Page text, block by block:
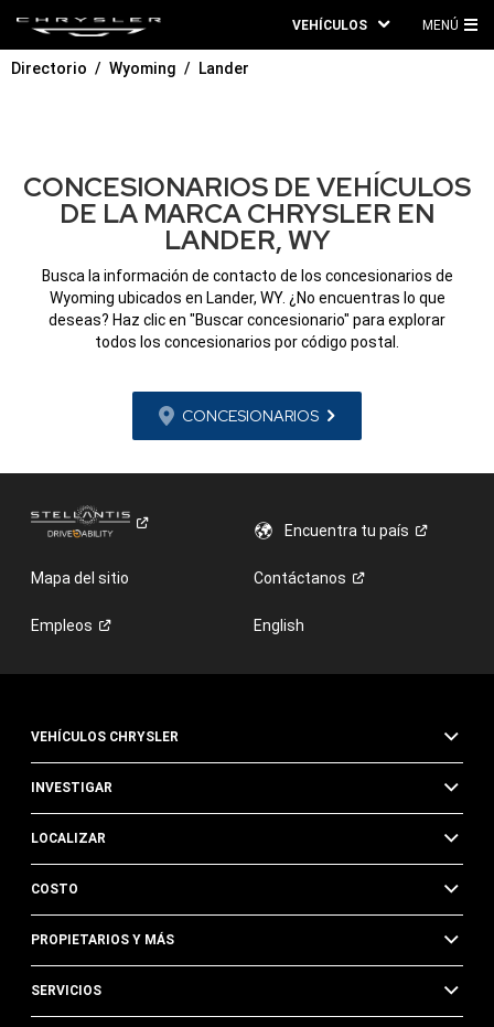
VEHÍCULOS MENÚ
Directorio Wyoming Lander
CONCESIONARIOS DE VEHÍCULOS
DE LA MARCA CHRYSLER EN
LANDER, WY
Busca la información de contacto de los concesionarios de
Wyoming ubicados en Lander, WY. ¿No encuentras lo que
deseas? Haz clic en "Buscar concesionario" para explorar
todos los concesionarios por código postal.
CONCESIONARIOS
Encuentra tupaís
Mapa del sitio Contáctanos
Empleos English
VEHÍCULOS CHRYSLER
INVESTIGAR
LOCALIZAR
COSTO
PROPIETARIOS Y MÁS
SERVICIOS